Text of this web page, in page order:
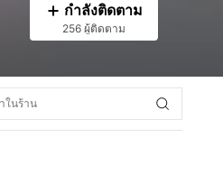
กำลังติดตาม
256 ผู้ติดตาม